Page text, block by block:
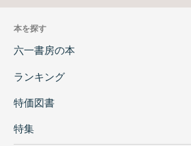
本を探す
六一書房の本
ランキング
特価図書
特集